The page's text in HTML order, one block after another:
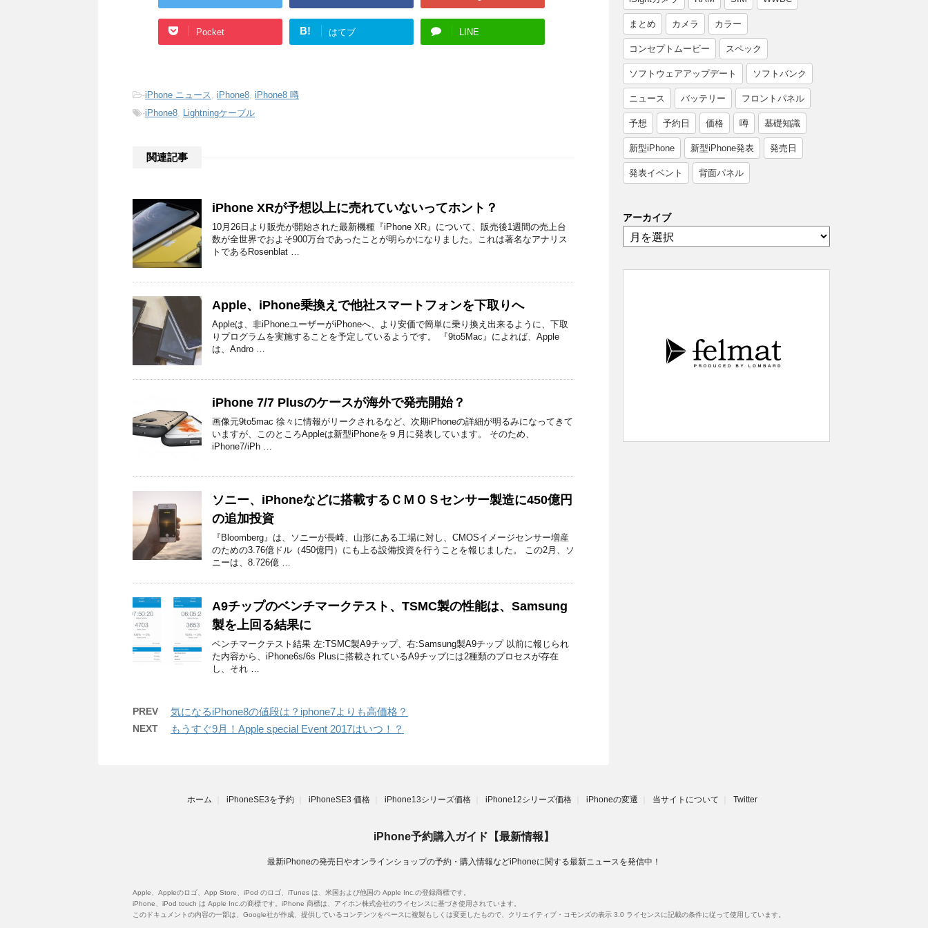
Pocket B! はてブ LINE
-iPhone ニュース, iPhone8, iPhone8 噂
-iPhone8, Lightningケーブル
関連記事
iPhone XRが予想以上に売れていないってホント？
10月26日より販売が開始された最新機種『iPhone XR』について、販売後1週間の売上台
数が全世界でおよそ900万台であったことが明らかになりました。これは著名なアナリス
トであるRosenblat …
Apple、iPhone乗換えで他社スマートフォンを下取りへ
Appleは、非iPhoneユーザーがiPhoneへ、より安価で簡単に乗り換え出来るように、下取
りプログラムを実施することを予定しているようです。 『9to5Mac』によれば、Apple
は、Andro …
iPhone 7/7 Plusのケースが海外で発売開始？
画像元9to5mac 徐々に情報がリークされるなど、次期iPhoneの詳細が明るみになってきて
いますが、このところAppleは新型iPhoneを９月に発表しています。 そのため、
iPhone7/iPh …
ソニー、iPhoneなどに搭載するＣＭＯＳセンサー製造に450億円
の追加投資
『Bloomberg』は、ソニーが長崎、山形にある工場に対し、CMOSイメージセンサー増産
のための3.76億ドル（450億円）にも上る設備投資を行うことを報じました。 この2月、ソ
ニーは、8.726億 …
A9チップのベンチマークテスト、TSMC製の性能は、Samsung
製を上回る結果に
ベンチマークテスト結果 左:TSMC製A9チップ、右:Samsung製A9チップ 以前に報じられ
た内容から、iPhone6s/6s Plusに搭載されているA9チップには2種類のプロセスが存在
し、それ …
PREV 気になるiPhone8の値段は？iphone7よりも高価格？
NEXT もうすぐ9月！Apple special Event 2017はいつ！？
まとめ カメラ カラー
コンセプトムービー スペック
ソフトウェアアップデート ソフトバンク
ニュース バッテリー フロントパネル
予想 予約日 価格 噂 基礎知識
新型iPhone 新型iPhone発表 発売日
発表イベント 背面パネル
アーカイブ
ホーム iPhoneSE3を予約 iPhoneSE3 価格 iPhone13シリーズ価格 iPhone12シリーズ価格 iPhoneの変遷 当サイトについて Twitter
iPhone予約購入ガイド【最新情報】
最新iPhoneの発売日やオンラインショップの予約・購入情報などiPhoneに関する最新ニュースを発信中！
Apple、Appleのロゴ、App Store、iPod のロゴ、iTunes は、米国および他国の Apple Inc.の登録商標です。
iPhone、iPod touch は Apple Inc.の商標です。iPhone 商標は、アイホン株式会社のライセンスに基づき使用されています。
このドキュメントの内容の一部は、Google社が作成、提供しているコンテンツをベースに複製もしくは変更したもので、クリエイティブ・コモンズの表示 3.0 ライセンスに記載の条件に従って使用しています。